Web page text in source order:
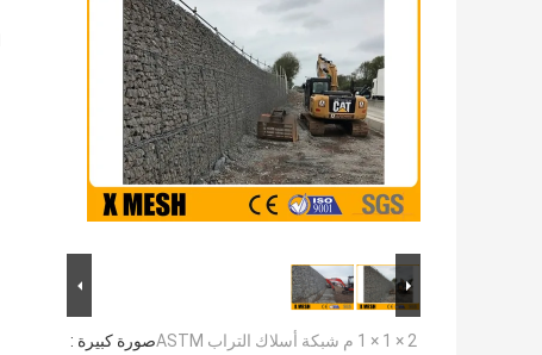
صورة كبيرة :2 × 1 × 1 م شبكة أسلاك التراب ASTM